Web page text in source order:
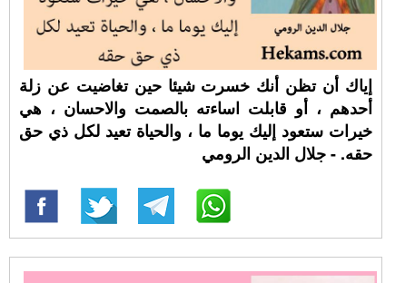
إياك أن تظن أنك خسرت شيئا حين تغاضيت عن زلة
أحدهم ، أو قابلت اساءته بالصمت والاحسان ، هي
خيرات ستعود إليك يوما ما ، والحياة تعيد لكل ذي حق
حقه. - جلال الدين الرومي